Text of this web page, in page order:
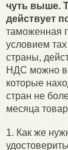
чуть выше.
действует
таможенная
условием
страны,
НДС можно
которые
стран не
месяца
1. Как же